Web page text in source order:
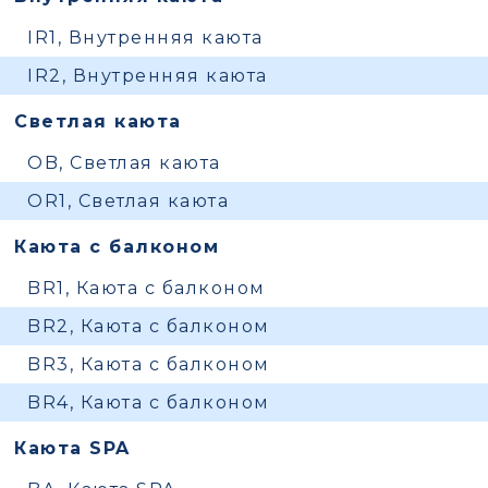
IR1, Внутренняя каюта
IR2, Внутренняя каюта
Светлая каюта
OB, Светлая каюта
OR1, Светлая каюта
Каюта с балконом
BR1, Каюта с балконом
BR2, Каюта с балконом
BR3, Каюта с балконом
BR4, Каюта с балконом
Каюта SPA